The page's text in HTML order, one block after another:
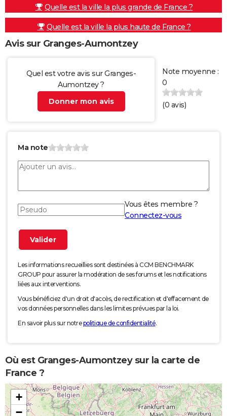
Quelle est la ville la plus grande de France ?
Quelle est la ville la plus haute de France ?
Avis sur Granges-Aumontzey
Quel est votre avis sur Granges-
Aumontzey ?
Donner mon avis
Note moyenne :
0
(0 avis)
Ma note
Vous êtes membre ?
Connectez-vous
Les informations recueillies sont destinées à CCM BENCHMARK
GROUP pour assurer la modération de ses forums et les notifications
liées aux interventions.
Vous bénéficiez d'un droit d'accès, de rectification et d'effacement de
vos données personnelles dans les limites prévues par la loi.
En savoir plus sur notrepolitique de confidentialité.
Où est Granges-Aumontzey sur la carte de
France ?
+
−